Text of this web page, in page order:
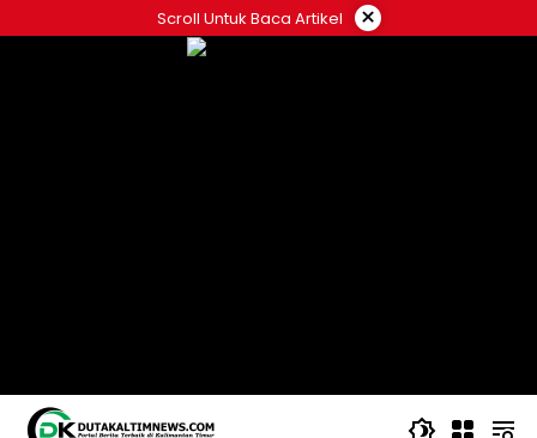
to
Scroll Untuk Baca Artikel ×